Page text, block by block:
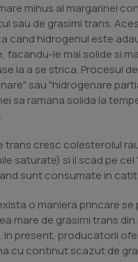
minus al margarinei
sau de grasimi trans.
cand hidrogenul este
facandu-le mai solide si
la a se strica. Procesul
sau "hidrogenare
sa ramana solida la
trans cresc colesterolul
saturate) si il scad pe cel
sunt consumate in
o maniera princare
mare de grasimi trans din
In present, producatorii
cu continut scazut de